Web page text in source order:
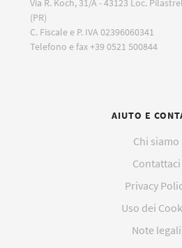
Via R. Koch, 31/A - 43123 Loc.
(PR)
C. Fiscale e P. IVA 02396060341
Telefono e fax +39 0521 500844
AIUTO E
Chi siamo
Contattaci
Privacy
Uso dei
Note legali